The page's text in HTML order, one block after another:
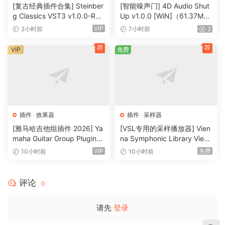
[复古经典插件合集] Steinber
g Classics VST3 v1.0.0-R2R
[WiN]（27.9MB）
2小时前 VIP
[智能噪声门] 4D Audio Shut
Up v1.0.0 [WiN]（61.37M
B）7小时前 2
插件 · 效果器
[雅马哈吉他组插件 2026] Ya
maha Guitar Group Plugins
2026 Incl Keygen-R2R [Wi
10小时前 VIP
VIP 荐
插件 · 采样器
[VSL专用的采样播放器] Vien
na Symphonic Library Vienn
a Synchron Player v1.3.302
10小时前 免费
免费 荐
评论 0
请先 登录